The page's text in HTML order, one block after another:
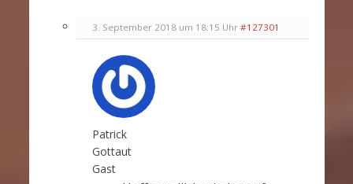
3. September 2018 um 18:15 Uhr #127301
Patrick
Gottaut
Gast